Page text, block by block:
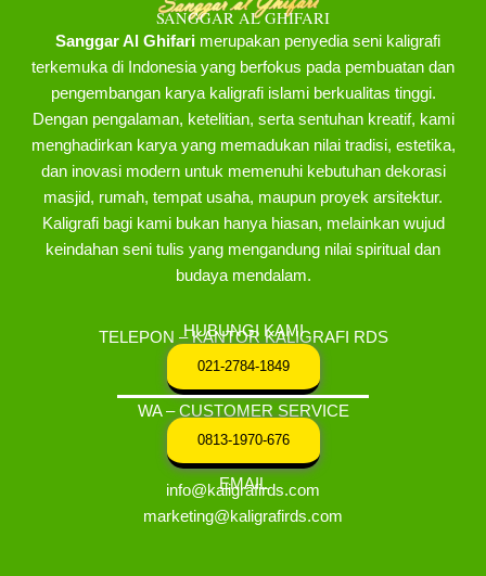
SANGGAR AL GHIFARI
Sanggar Al Ghifarimerupakan penyedia seni kaligrafi
terkemuka di Indonesia yang berfokus pada pembuatan dan
pengembangan karya kaligrafi islami berkualitas tinggi.
Dengan pengalaman, ketelitian, serta sentuhan kreatif, kami
menghadirkan karya yang memadukan nilai tradisi, estetika,
dan inovasi modern untuk memenuhi kebutuhan dekorasi
masjid, rumah, tempat usaha, maupun proyek arsitektur.
Kaligrafi bagi kami bukan hanya hiasan, melainkan wujud
keindahan seni tulis yang mengandung nilai spiritual dan
budaya mendalam.
HUBUNGI KAMI
TELEPON – KANTOR KALIGRAFI RDS
021-2784-1849
WA – CUSTOMER SERVICE
0813-1970-676
EMAIL
info@kaligrafirds.com
marketing@kaligrafirds.com